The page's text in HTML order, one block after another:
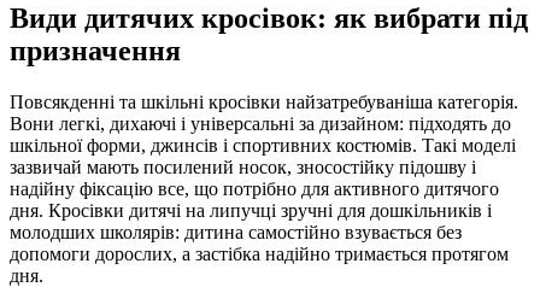
Види дитячих кросівок: як вибрати під
призначення
Повсякденні та шкільні кросівки найзатребуваніша категорія.
Вони легкі, дихаючі і універсальні за дизайном: підходять до
шкільної форми, джинсів і спортивних костюмів. Такі моделі
зазвичай мають посилений носок, зносостійку підошву і
надійну фіксацію все, що потрібно для активного дитячого
дня. Кросівки дитячі на липучці зручні для дошкільників і
молодших школярів: дитина самостійно взувається без
допомоги дорослих, а застібка надійно тримається протягом
дня.